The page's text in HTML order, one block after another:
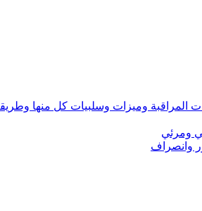
المراقبة وميزات وسلبيات كل منها
ومرئي
وانصراف